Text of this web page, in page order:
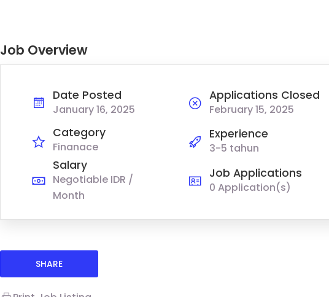
Job Overview
Date Posted
January 16, 2025
Applications Closed
February 15, 2025
Category
Finanace
Experience
3-5 tahun
Salary
Negotiable IDR /
Month
Job Applications
0 Application(s)
SHARE